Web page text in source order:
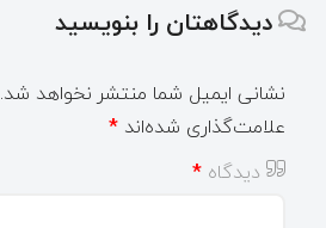
دیدگاهتان را بنویسید
نشانی ایمیل شما منتشر نخواهد شد.
علامت‌گذاری شده‌اند *
دیدگاه *